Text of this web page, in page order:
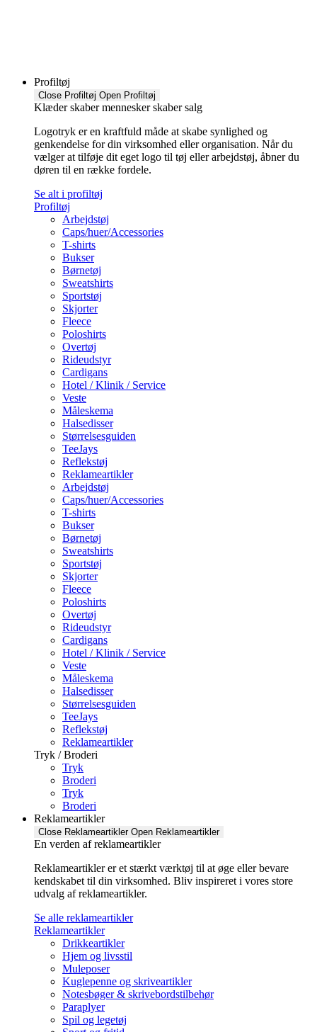
Profiltøj
Close Profiltøj Open Profiltøj
Klæder skaber mennesker skaber salg
Logotryk er en kraftfuld måde at skabe synlighed og
genkendelse for din virksomhed eller organisation. Når du
vælger at tilføje dit eget logo til tøj eller arbejdstøj, åbner du
døren til en række fordele.
Se alt i profiltøj
Profiltøj
Arbejdstøj
Caps/huer/Accessories
T-shirts
Bukser
Børnetøj
Sweatshirts
Sportstøj
Skjorter
Fleece
Poloshirts
Overtøj
Rideudstyr
Cardigans
Hotel / Klinik / Service
Veste
Måleskema
Halsedisser
Størrelsesguiden
TeeJays
Reflekstøj
Reklameartikler
Arbejdstøj
Caps/huer/Accessories
T-shirts
Bukser
Børnetøj
Sweatshirts
Sportstøj
Skjorter
Fleece
Poloshirts
Overtøj
Rideudstyr
Cardigans
Hotel / Klinik / Service
Veste
Måleskema
Halsedisser
Størrelsesguiden
TeeJays
Reflekstøj
Reklameartikler
Tryk / Broderi
Tryk
Broderi
Tryk
Broderi
Reklameartikler
Close Reklameartikler Open Reklameartikler
En verden af reklameartikler ​
Reklameartikler er et stærkt værktøj til at øge eller bevare
kendskabet til din virksomhed. Bliv inspireret i vores store
udvalg af reklameartikler.
Se alle reklameartikler
Reklameartikler
Drikkeartikler
Hjem og livsstil
Muleposer
Kuglepenne og skriveartikler
Notesbøger & skrivebordstilbehør
Paraplyer
Spil og legetøj